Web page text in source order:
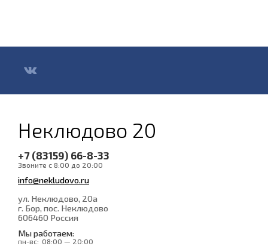
Неклюдово 20
+7 (83159) 66-8-33
Звоните с 8:00 до 20:00
info@nekludovo.ru
ул. Неклюдово, 20а
г. Бор, пос. Неклюдово
606460 Россия
Мы работаем:
пн-вс: 08:00 — 20:00